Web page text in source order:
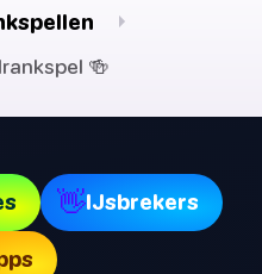
🍻
👋IJsbrekers